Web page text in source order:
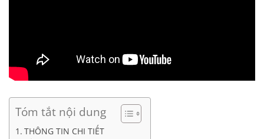
Tóm tắt nội dung
THÔNG TIN CHI TIẾT